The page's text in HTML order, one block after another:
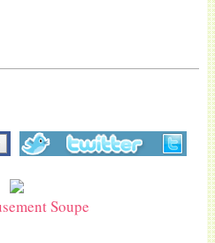
Soupe